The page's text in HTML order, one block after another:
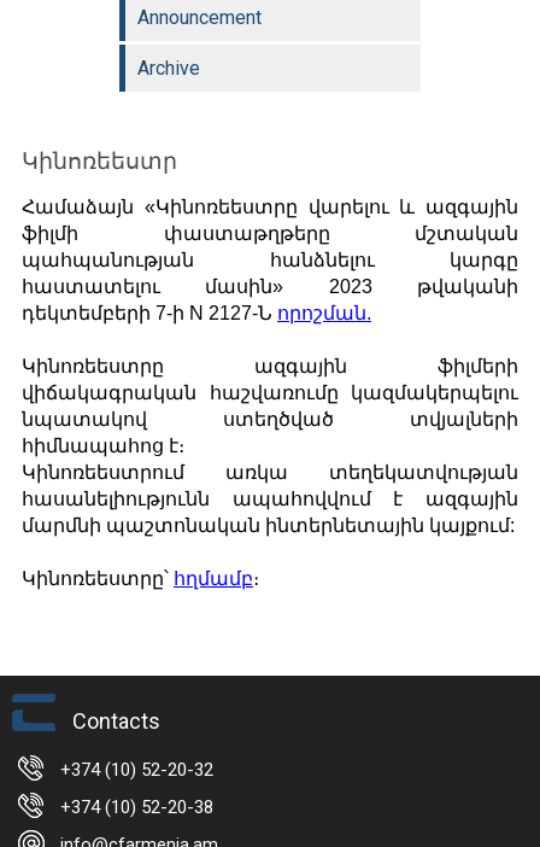
Announcement
Archive
Կինոռեեստր
Համաձայն «Կինոռեեստրը վարելու և ազգային
ֆիլմի փաստաթղթերը մշտական
պահպանության հանձնելու կարգը
հաստատելու մասին» 2023 թվականի
դեկտեմբերի 7-ի N 2127-Ն որոշման.
Կինոռեեստրը ազգային ֆիլմերի
վիճակագրական հաշվառումը կազմակերպելու
նպատակով ստեղծված տվյալների
հիմնապահոց է։
Կինոռեեստրում առկա տեղեկատվության
հասանելիությունն ապահովվում է ազգային
մարմնի պաշտոնական ինտերնետային կայքում:
Կինոռեեստրը՝ հղմամբ։
Contacts
+374 (10) 52-20-32
+374 (10) 52-20-38